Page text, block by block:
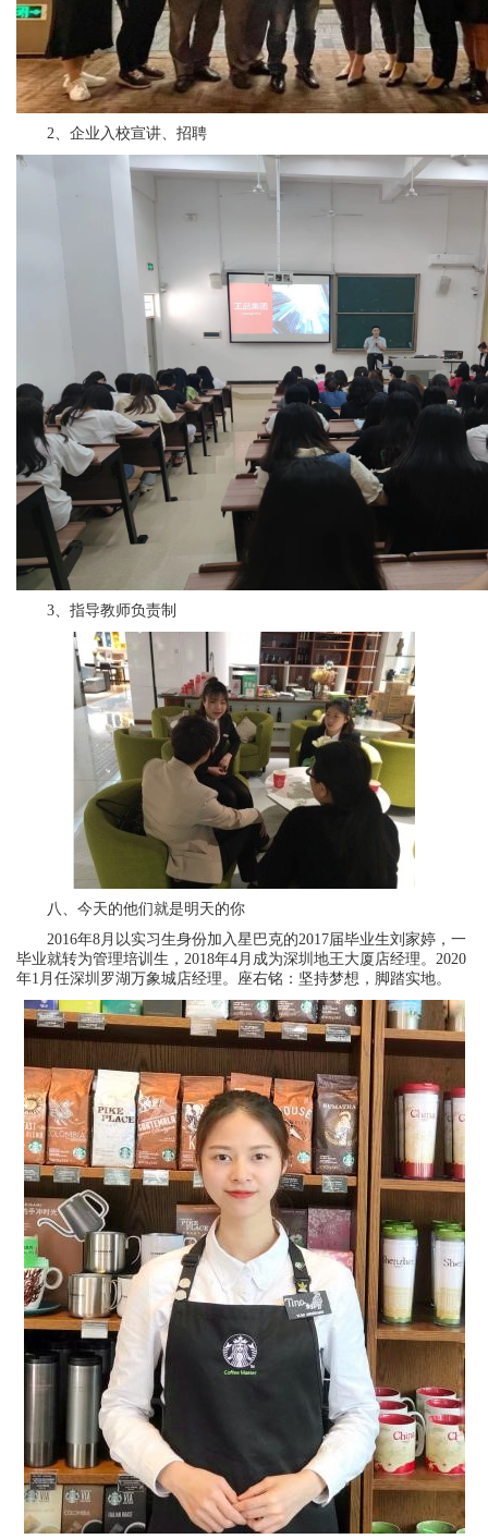
2、企业入校宣讲、招聘
3、指导教师负责制
八、今天的他们就是明天的你
2016年8月以实习生身份加入星巴克的2017届毕业生刘家婷，一
毕业就转为管理培训生，2018年4月成为深圳地王大厦店经理。2020
年1月任深圳罗湖万象城店经理。座右铭：坚持梦想，脚踏实地。